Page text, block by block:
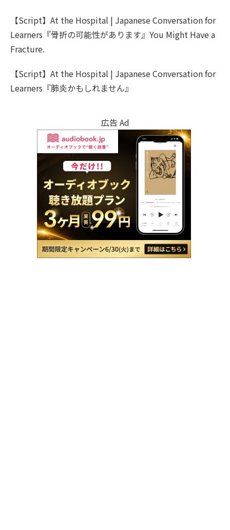
【Script】At the Hospital | Japanese Conversation for
Learners『骨折の可能性があります』You Might Have a
Fracture.
【Script】At the Hospital | Japanese Conversation for
Learners『肺炎かもしれません』
広告 Ad